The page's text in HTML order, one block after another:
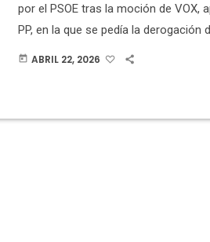
por el PSOE tras la moción de VOX,
PP, en la que se pedía la derogación
Esa moción se presentó y votó en el
today ABRIL 22, 2026